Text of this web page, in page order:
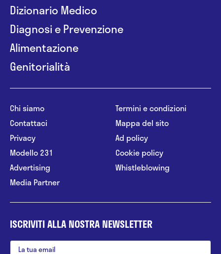
Dizionario Medico
Diagnosi e Prevenzione
Alimentazione
Genitorialità
Chi siamo
Contattaci
Privacy
Modello 231
Advertising
Media Partner
Termini e condizioni
Mappa del sito
Ad policy
Cookie policy
Whistleblowing
ISCRIVITI ALLA NOSTRA NEWSLETTER